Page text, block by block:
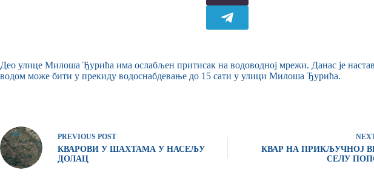
Део улице Милоша Ђурића има ослабљен притисак на водоводној мрежи. Данас је
водом може бити у прекиду водоснабдевање до 15 сати у улици Милоша Ђурића.
PREVIOUS POST
КВАРОВИ У ШАХТАМА У НАСЕЉУ
ДОЛАЦ
КВАР НА ПРИКЉУЧНОЈ
СЕЛУ